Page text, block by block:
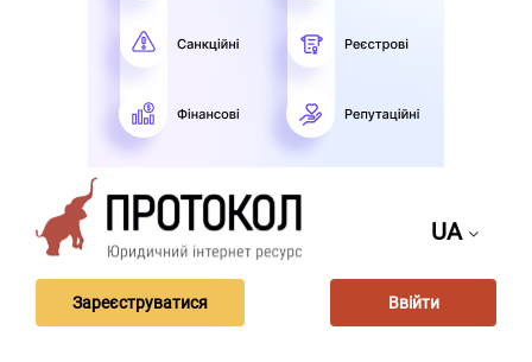
UA
Зареєструватися Ввійти